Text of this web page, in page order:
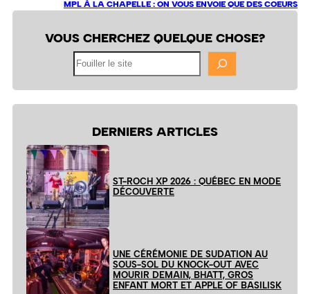
MPL À LA CHAPELLE : ON VOUS ENVOIE QUE DES COEURS
VOUS CHERCHEZ QUELQUE CHOSE?
DERNIERS ARTICLES
ST-ROCH XP 2026 : QUÉBEC EN MODE
DÉCOUVERTE
UNE CÉRÉMONIE DE SUDATION AU
SOUS-SOL DU KNOCK-OUT AVEC
MOURIR DEMAIN, BHATT, GROS
ENFANT MORT ET APPLE OF BASILISK